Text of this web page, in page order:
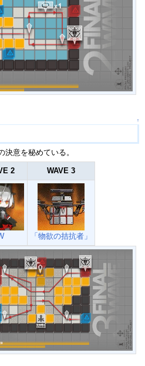
↑
意を秘めている。
2 WAVE 3
「物欲の拮抗者」